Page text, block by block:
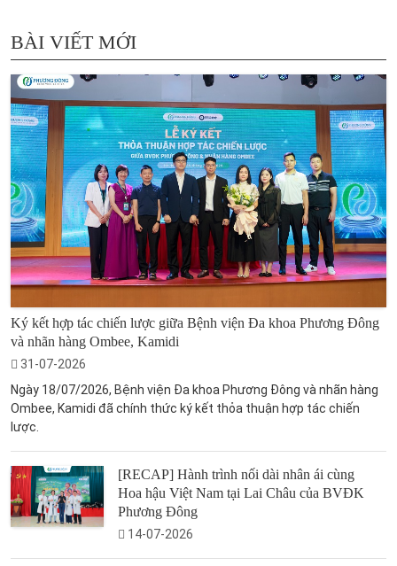
BÀI VIẾT MỚI
Ký kết hợp tác chiến lược giữa Bệnh viện Đa khoa Phương Đông
và nhãn hàng Ombee, Kamidi
31-07-2026
Ngày 18/07/2026, Bệnh viện Đa khoa Phương Đông và nhãn hàng
Ombee, Kamidi đã chính thức ký kết thỏa thuận hợp tác chiến
lược.
[RECAP] Hành trình nối dài nhân ái cùng
Hoa hậu Việt Nam tại Lai Châu của BVĐK
Phương Đông
14-07-2026